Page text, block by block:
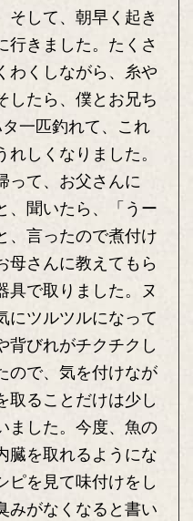
そして、朝早く起き
行きました。たくさ
わくしながら、糸や
したら、僕とお兄ち
一匹釣れて、これ
しくなりました。
って、お父さんに
、聞いたら、「うー
、言ったので煮付け
母さんに教えてもら
具で取りました。ヌ
にツルツルになって
背びれがチクチクし
ので、気を付けなが
取ることだけは少し
ました。今度、魚の
臓を取れるようにな
ピを見て味付けをし
みがなくなると書い